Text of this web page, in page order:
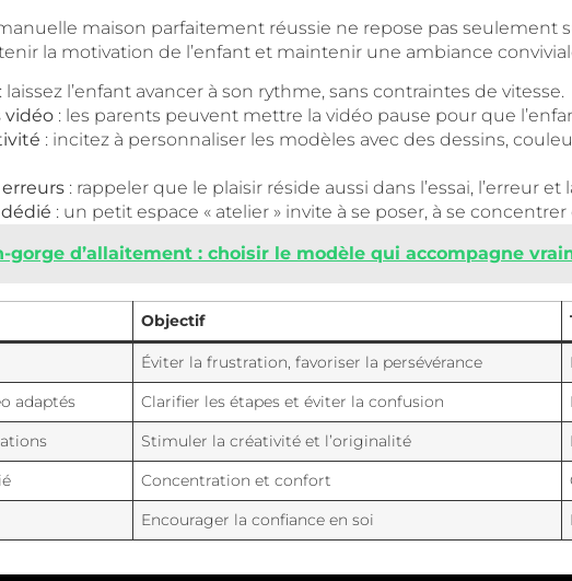
maison parfaitement réussie ne repose pas seulement
la motivation de l’enfant et maintenir une ambiance
: laissez l’enfant avancer à son rythme, sans contraintes de vitesse.
vidéo : les parents peuvent mettre la vidéo pause pour que
: incitez à personnaliser les modèles avec des dessins,
: rappeler que le plaisir réside aussi dans l’essai, l’erreur et
: un petit espace « atelier » invite à se poser, à se
gorge d’allaitement : choisir le modèle qui accompagne
Objectif
Éviter la frustration, favoriser la persévérance
adaptés
Clarifier les étapes et éviter la confusion
Stimuler la créativité et l’originalité
Concentration et confort
Encourager la confiance en soi